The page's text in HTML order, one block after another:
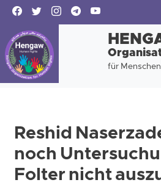
für
Reshid
noch
Folter nicht